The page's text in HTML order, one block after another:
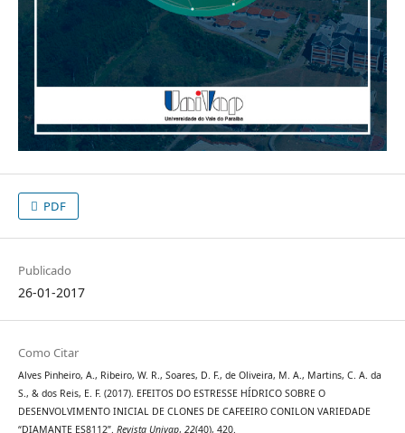
PDF
Publicado
26-01-2017
Como Citar
Alves Pinheiro, A., Ribeiro, W. R., Soares, D. F., de Oliveira, M. A., Martins, C. A. da
S., & dos Reis, E. F. (2017). EFEITOS DO ESTRESSE HÍDRICO SOBRE O
DESENVOLVIMENTO INICIAL DE CLONES DE CAFEEIRO CONILON VARIEDADE
“DIAMANTE ES8112”. Revista Univap, 22(40), 420.